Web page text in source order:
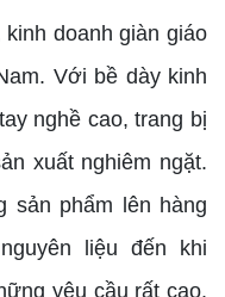
kinh doanh giàn giáo
Với bề dày kinh
nghề cao, trang bị
xuất nghiêm ngặt.
sản phẩm lên hàng
liệu đến khi
yêu cầu rất cao.